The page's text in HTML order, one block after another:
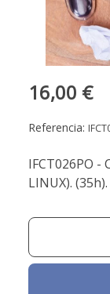
16,00 €
Referencia:
IFCT026PO -
LINUX). (35h).